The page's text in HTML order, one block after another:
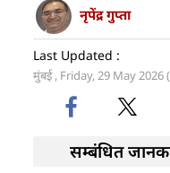
नृपेंद्र गुप्ता
Last Updated :
मुंबई , Friday, 29 May 2026
सम्बंधित